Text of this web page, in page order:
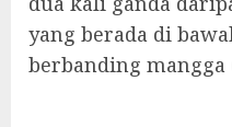
yang berada di
berbanding mangga